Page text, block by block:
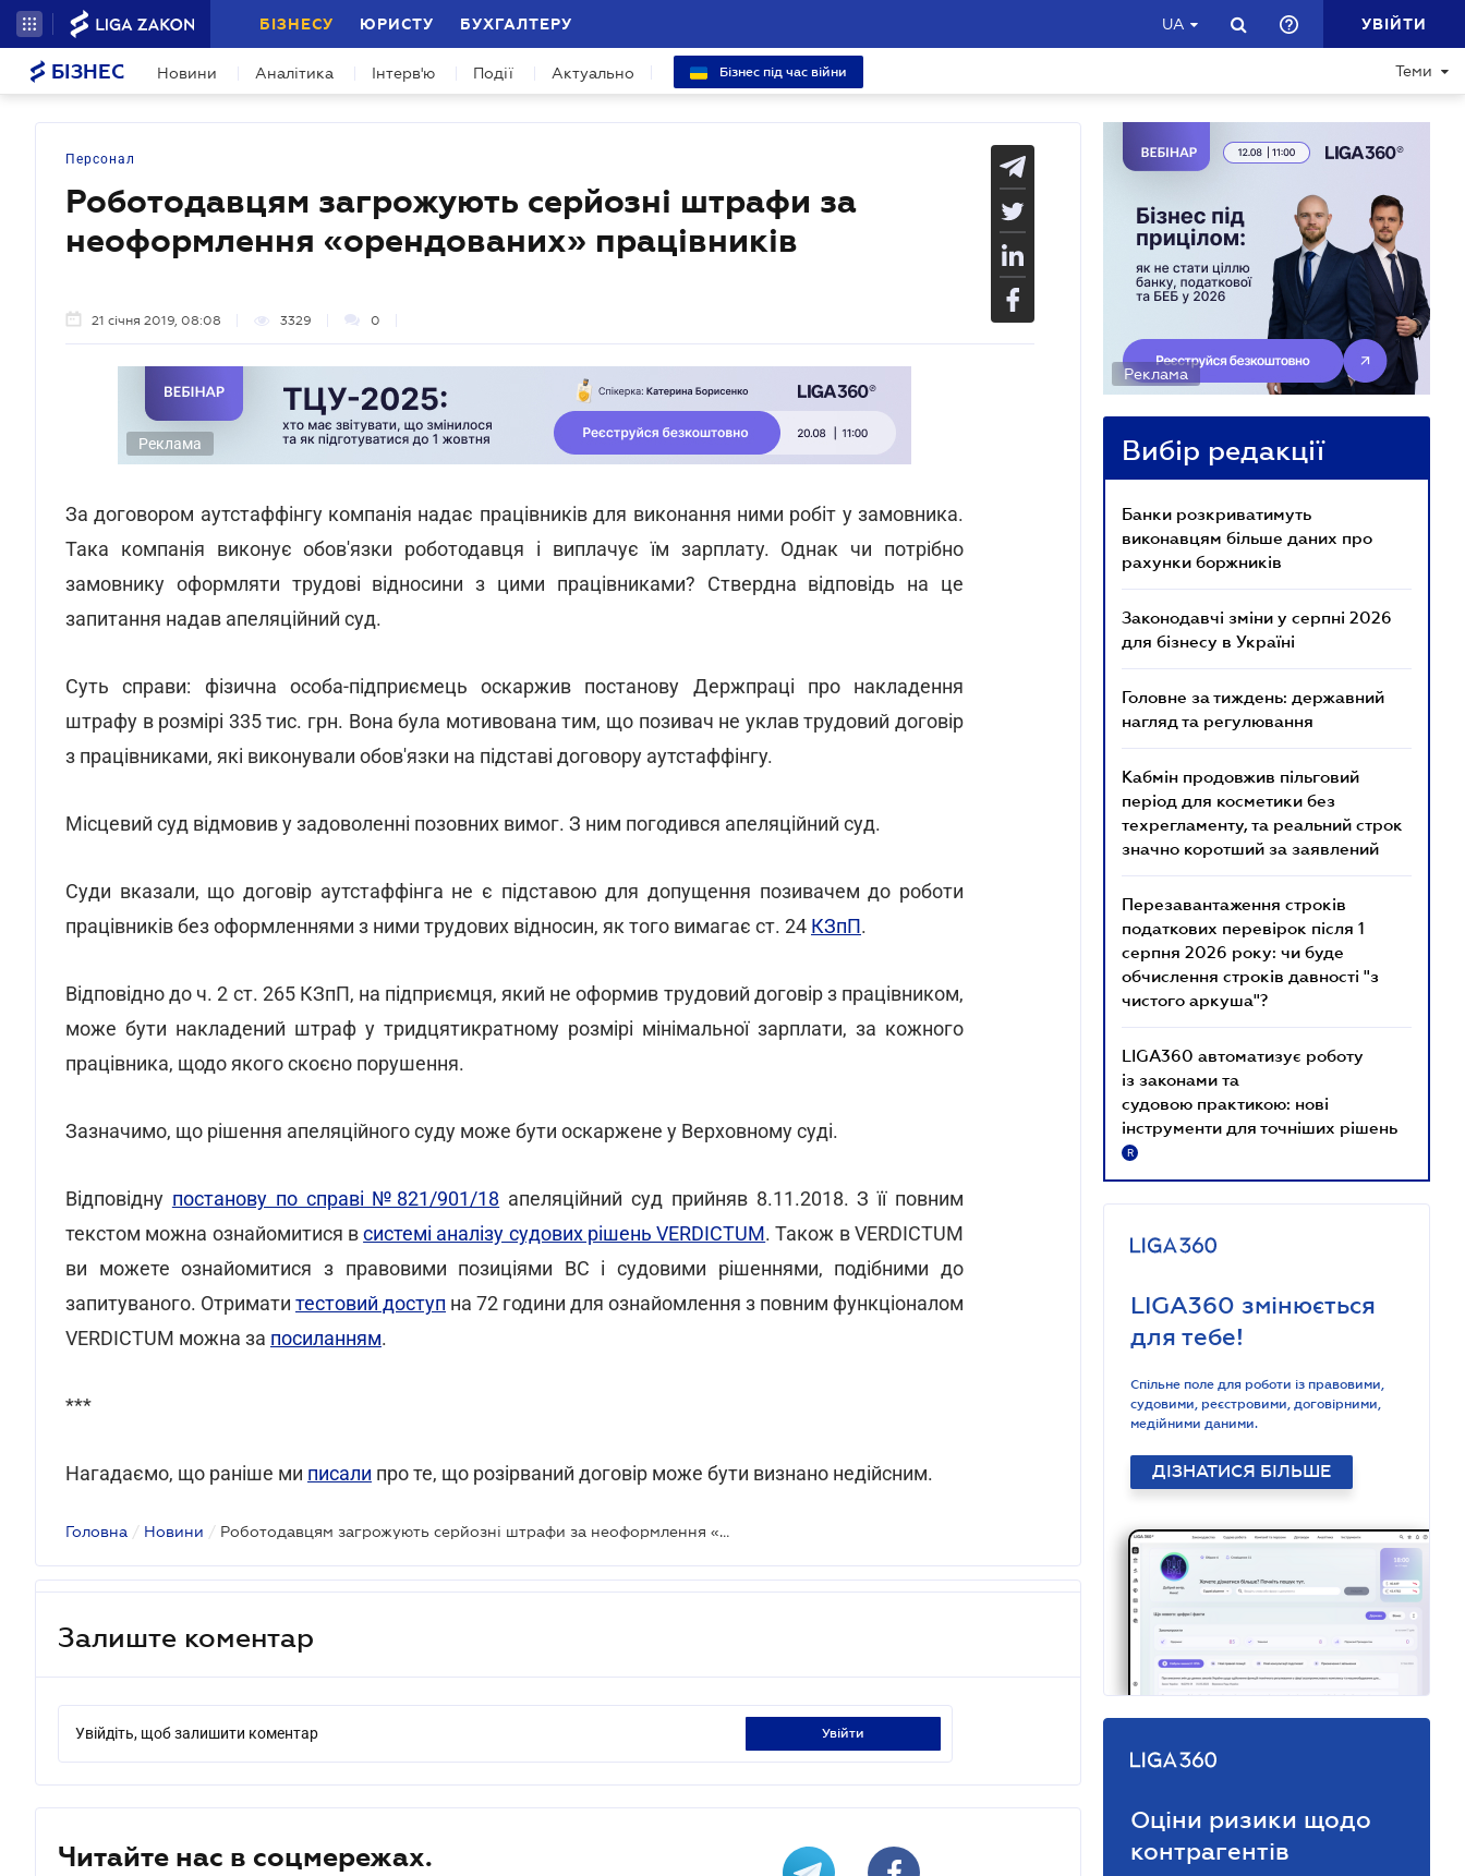
БІЗНЕСУ ЮРИСТУ БУХГАЛТЕРУ UA УВІЙТИ
БІЗНЕС Новини Аналітика Інтерв'ю Події Актуально Бізнес під час війни Теми
Персонал
Роботодавцям загрожують серйозні штрафи за
неоформлення «орендованих» працівників
21 січня 2019, 08:08 3329 0
Реклама
За договором аутстаффінгу компанія надає працівників для виконання ними робіт у замовника.
Така компанія виконує обов'язки роботодавця і виплачує їм зарплату. Однак чи потрібно
замовнику оформляти трудові відносини з цими працівниками? Ствердна відповідь на це
запитання надав апеляційний суд.
Суть справи: фізична особа-підприємець оскаржив постанову Держпраці про накладення
штрафу в розмірі 335 тис. грн. Вона була мотивована тим, що позивач не уклав трудовий договір
з працівниками, які виконували обов'язки на підставі договору аутстаффінгу.
Місцевий суд відмовив у задоволенні позовних вимог. З ним погодився апеляційний суд.
Суди вказали, що договір аутстаффінга не є підставою для допущення позивачем до роботи
працівників без оформленнями з ними трудових відносин, як того вимагає ст. 24 КЗпП.
Відповідно до ч. 2 ст. 265 КЗпП, на підприємця, який не оформив трудовий договір з працівником,
може бути накладений штраф у тридцятикратному розмірі мінімальної зарплати, за кожного
працівника, щодо якого скоєно порушення.
Зазначимо, що рішення апеляційного суду може бути оскаржене у Верховному суді.
Відповідну постанову по справі №821/901/18 апеляційний суд прийняв 8.11.2018. З її повним
текстом можна ознайомитися всистемі аналізу судових рішень VERDICTUM. Також в VERDICTUM
ви можете ознайомитися з правовими позиціями ВС і судовими рішеннями, подібними до
запитуваного. Отримати тестовий доступ на 72 години для ознайомлення з повним функціоналом
VERDICTUM можна за посиланням.
***
Нагадаємо, що раніше ми писали про те, що розірваний договір може бути визнано недійсним.
Головна / Новини / Роботодавцям загрожують серйозні штрафи за неоформлення «орендованих» працівників
Залиште коментар
Увійдіть, щоб залишити коментар увійти
Читайте нас в соцмережах.
Реклама
Вибір редакції
Банки розкриватимуть
виконавцям більше даних про
рахунки боржників
Законодавчі зміни у серпні 2026
для бізнесу в Україні
Головне за тиждень: державний
нагляд та регулювання
Кабмін продовжив пільговий
період для косметики без
техрегламенту, та реальний строк
значно коротший за заявлений
Перезавантаження строків
податкових перевірок після 1
серпня 2026 року: чи буде
обчислення строків давності "з
чистого аркуша"?
LIGA360 автоматизує роботу
із законами та
судовою практикою: нові
інструменти для точніших рішень
R
LIGA360 змінюється
для тебе!
Спільне поле для роботи із правовими,
судовими, реєстровими, договірними,
медійними даними.
ДІЗНАТИСЯ БІЛЬШЕ
Оціни ризики щодо
контрагентів